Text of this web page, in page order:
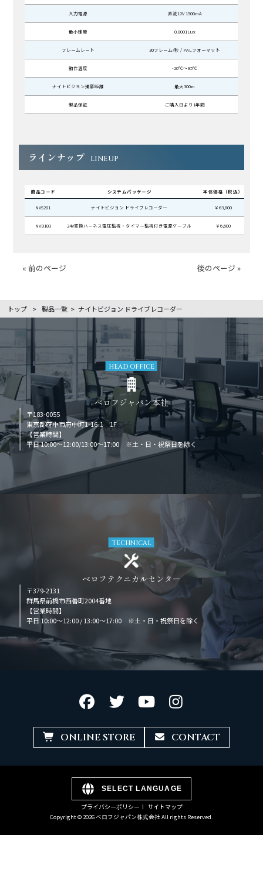
入力電源 直流12V 1500mA
最小輝度 0.0001Lux
フレームレート 30フレーム/秒 / PALフォーマット
動作温度 -20℃～85℃
ナイトビジョン撮影距離 最大300m
製品保証 ご購入日より1年間
ラインナップ LINEUP
商品コード システムパッケージ 本体価格（税込）
NVS201 ナイトビジョン ドライブレコーダー ￥63,800
NVD103 24V変換ハーネス電圧監視・タイマー監視付き電源ケーブル ￥6,600
« 前のページ 後のページ »
トップ > 製品一覧 > ナイトビジョン ドライブレコーダー
HEAD OFFICE
ベロフジャパン本社
〒183-0055
東京都府中市府中町1-16-1 1F
【営業時間】
平日 10:00～12:00/13:00～17:00 ※土・日・祝祭日を除く
TECHNICAL
ベロフテクニカルセンター
〒379-2131
群馬県前橋市西善町2004番地
【営業時間】
平日 10:00～12:00 / 13:00～17:00 ※土・日・祝祭日を除く
ONLINE STORE CONTACT
SELECT LANGUAGE
プライバシーポリシー サイトマップ
Copyright © 2026 ベロフジャパン株式会社 All rights Reserved.